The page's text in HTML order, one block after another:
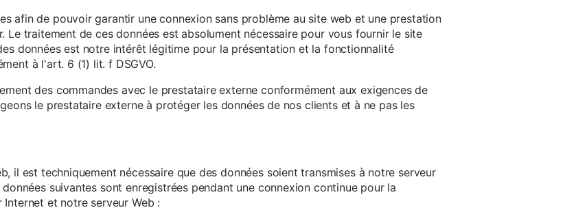
afin de pouvoir garantir une connexion sans problème au site web et une prestation
Le traitement de ces données est absolument nécessaire pour vous fournir le site
données est notre intérêt légitime pour la présentation et la fonctionnalité
à l'art. 6 (1) lit. f DSGVO.
des commandes avec le prestataire externe conformément aux exigences de
le prestataire externe à protéger les données de nos clients et à ne pas les
il est techniquement nécessaire que des données soient transmises à notre serveur
suivantes sont enregistrées pendant une connexion continue pour la
et notre serveur Web :